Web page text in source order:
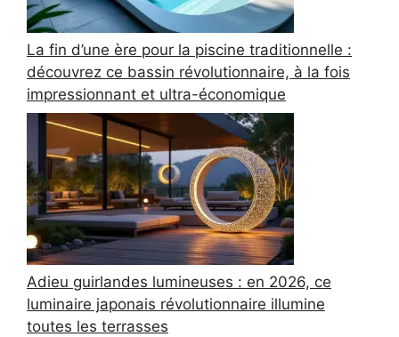
La fin d’une ère pour la piscine traditionnelle :
découvrez ce bassin révolutionnaire, à la fois
impressionnant et ultra-économique
Adieu guirlandes lumineuses : en 2026, ce
luminaire japonais révolutionnaire illumine
toutes les terrasses